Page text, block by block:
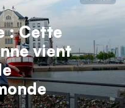
: Cette
vient